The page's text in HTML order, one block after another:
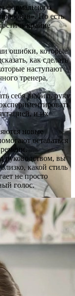
формального
Но есть
крайне
ошибки, которые
как сделать
наступают
тренера,
себя, набить руку
и их
новые
оставаться
руководством, вы
какой стиль
не просто
голос.